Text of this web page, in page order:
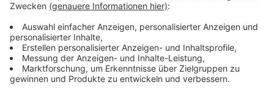
ehe der aus Konzen stammende Journalist nach den
Studium über das Magazin „MAX“ zum ZDF und zum
Politmagazin „Frontal 21“ stieß. Seine investigativen
Recherchen und Beiträge wurden mehrfach
ausgezeichnet. 2022 wechselte er als Chefreporter zu
RTL News, um dort eine Investigativ-Abteilung